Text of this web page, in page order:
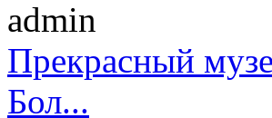
admin
Прекрасный
Бол...